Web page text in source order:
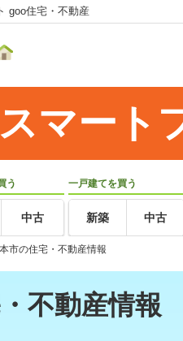
goo住宅・不動産
スマート
う
中古
一戸建てを買う
新築 中古
市の住宅・不動産情報
不動産情報